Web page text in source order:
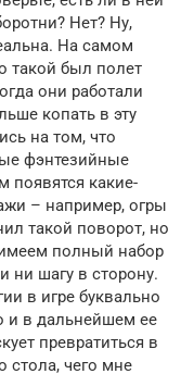
Нет? Ну,
На самом
такой был полет
они работали
копать в эту
на том, что
фэнтезийные
появятся какие-
– например, огры
такой поворот, но
полный набор
ни шагу в сторону.
в игре буквально
и в дальнейшем ее
превратиться в
стола, чего мне